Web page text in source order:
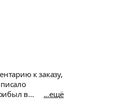
к заказу,
в
ещё